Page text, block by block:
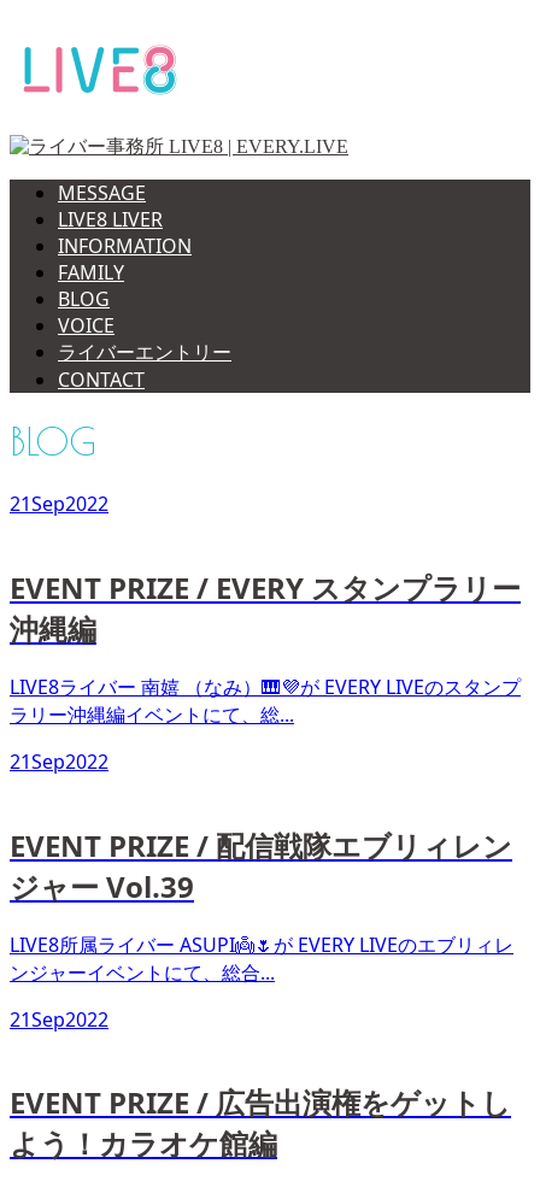
MESSAGE
LIVE8 LIVER
INFORMATION
FAMILY
BLOG
VOICE
ライバーエントリー
CONTACT
BLOG
21Sep2022
EVENT PRIZE / EVERY スタンプラリー
沖縄編
LIVE8ライバー 南嬉 （なみ）🎹💜が EVERY LIVEのスタンプ
ラリー沖縄編イベントにて、総...
21Sep2022
EVENT PRIZE / 配信戦隊エブリィレン
ジャー Vol.39
LIVE8所属ライバー ASUPI👼🌷が EVERY LIVEのエブリィレ
ンジャーイベントにて、総合...
21Sep2022
EVENT PRIZE / 広告出演権をゲットし
よう！カラオケ館編